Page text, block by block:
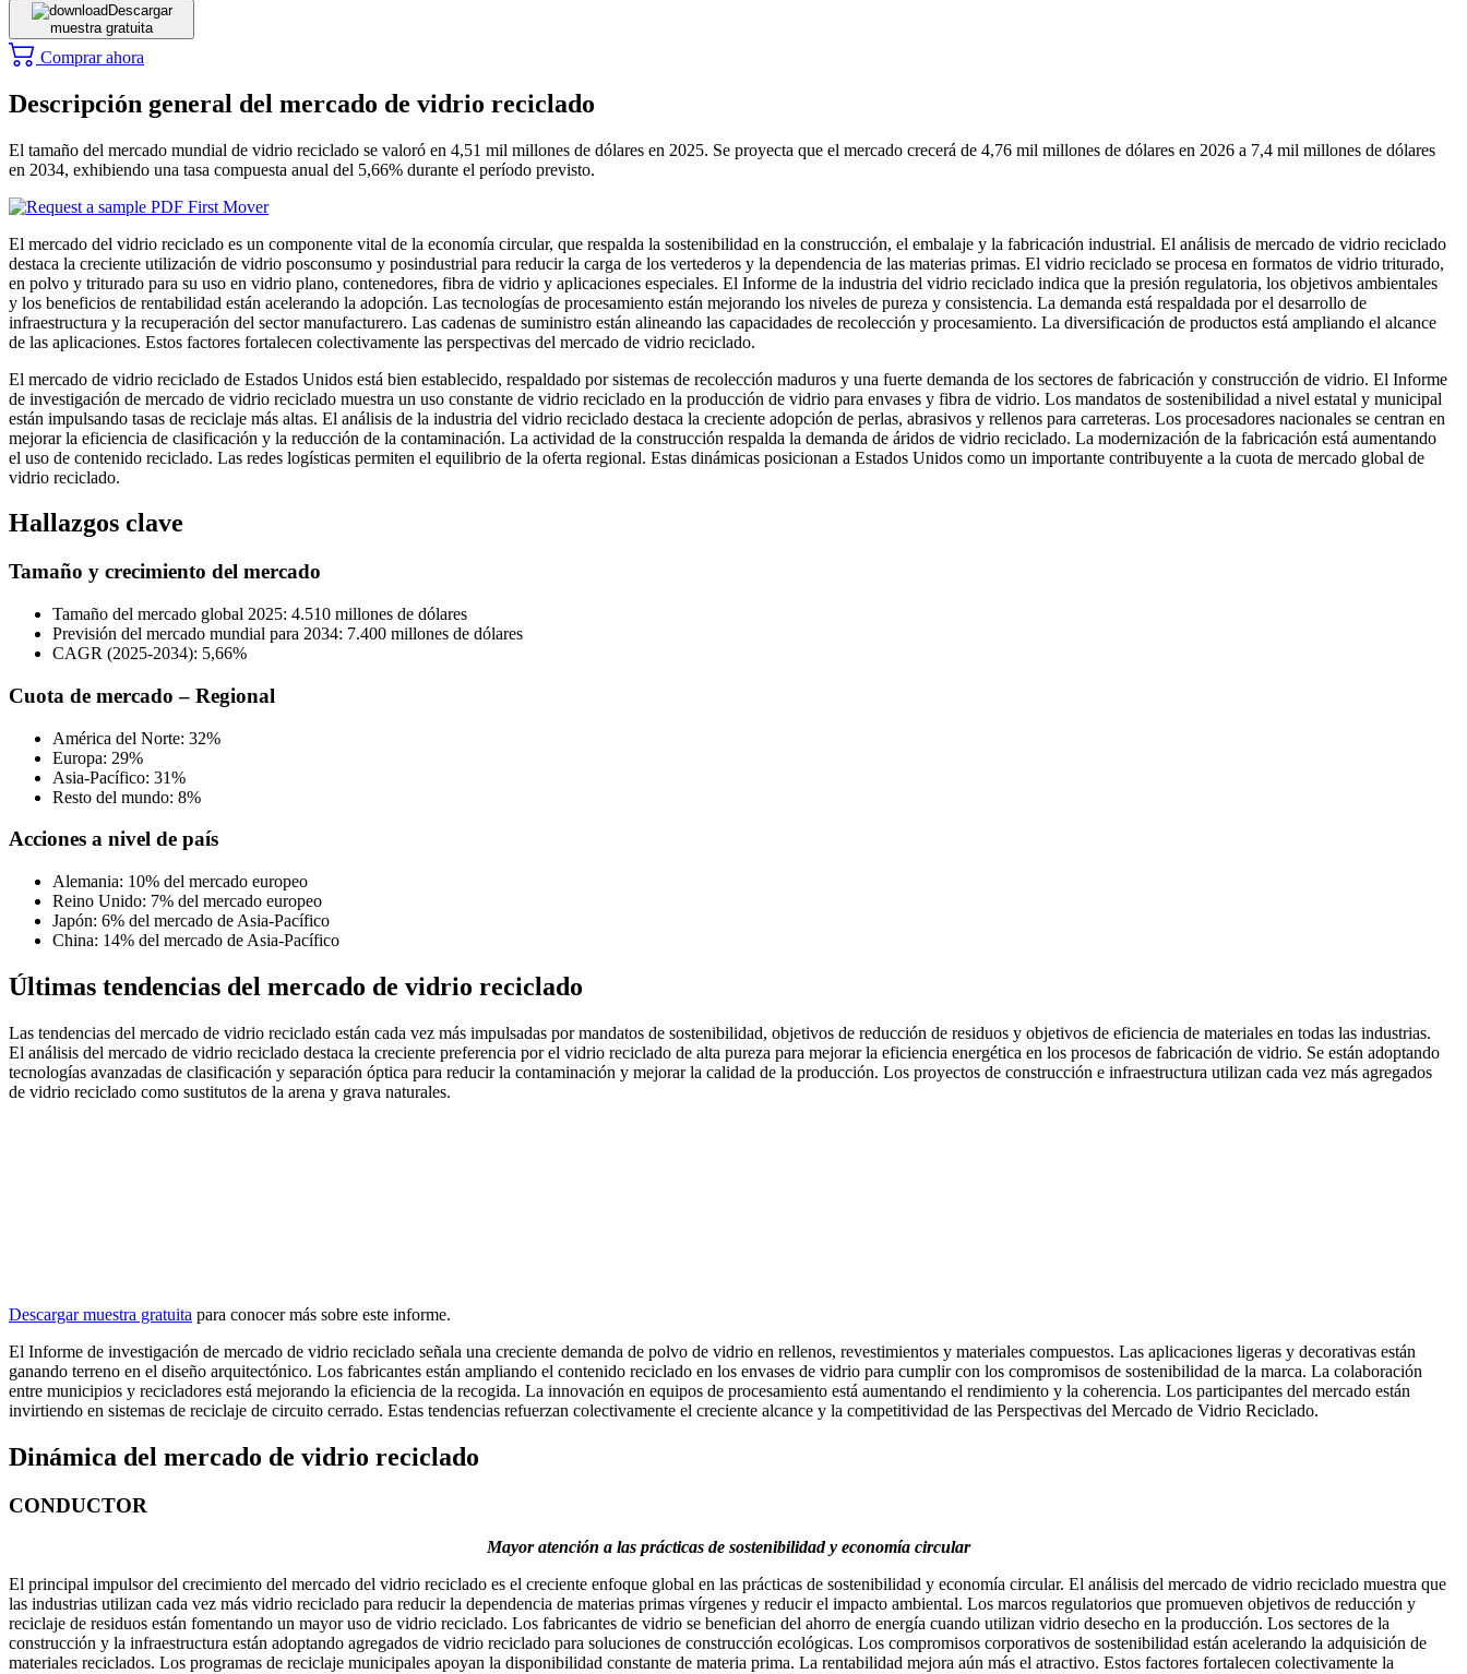
Descargar
muestra gratuita
Comprar ahora
Descripción general del mercado de vidrio reciclado
El tamaño del mercado mundial de vidrio reciclado se valoró en 4,51 mil millones de dólares en 2025. Se proyecta que el mercado crecerá de 4,76 mil millones de dólares en 2026 a 7,4 mil millones de dólares
en 2034, exhibiendo una tasa compuesta anual del 5,66% durante el período previsto.
El mercado del vidrio reciclado es un componente vital de la economía circular, que respalda la sostenibilidad en la construcción, el embalaje y la fabricación industrial. El análisis de mercado de vidrio reciclado
destaca la creciente utilización de vidrio posconsumo y posindustrial para reducir la carga de los vertederos y la dependencia de las materias primas. El vidrio reciclado se procesa en formatos de vidrio triturado,
en polvo y triturado para su uso en vidrio plano, contenedores, fibra de vidrio y aplicaciones especiales. El Informe de la industria del vidrio reciclado indica que la presión regulatoria, los objetivos ambientales
y los beneficios de rentabilidad están acelerando la adopción. Las tecnologías de procesamiento están mejorando los niveles de pureza y consistencia. La demanda está respaldada por el desarrollo de
infraestructura y la recuperación del sector manufacturero. Las cadenas de suministro están alineando las capacidades de recolección y procesamiento. La diversificación de productos está ampliando el alcance
de las aplicaciones. Estos factores fortalecen colectivamente las perspectivas del mercado de vidrio reciclado.
El mercado de vidrio reciclado de Estados Unidos está bien establecido, respaldado por sistemas de recolección maduros y una fuerte demanda de los sectores de fabricación y construcción de vidrio. El Informe
de investigación de mercado de vidrio reciclado muestra un uso constante de vidrio reciclado en la producción de vidrio para envases y fibra de vidrio. Los mandatos de sostenibilidad a nivel estatal y municipal
están impulsando tasas de reciclaje más altas. El análisis de la industria del vidrio reciclado destaca la creciente adopción de perlas, abrasivos y rellenos para carreteras. Los procesadores nacionales se centran en
mejorar la eficiencia de clasificación y la reducción de la contaminación. La actividad de la construcción respalda la demanda de áridos de vidrio reciclado. La modernización de la fabricación está aumentando
el uso de contenido reciclado. Las redes logísticas permiten el equilibrio de la oferta regional. Estas dinámicas posicionan a Estados Unidos como un importante contribuyente a la cuota de mercado global de
vidrio reciclado.
Hallazgos clave
Tamaño y crecimiento del mercado
Tamaño del mercado global 2025: 4.510 millones de dólares
Previsión del mercado mundial para 2034: 7.400 millones de dólares
CAGR (2025-2034): 5,66%
Cuota de mercado – Regional
América del Norte: 32%
Europa: 29%
Asia-Pacífico: 31%
Resto del mundo: 8%
Acciones a nivel de país
Alemania: 10% del mercado europeo
Reino Unido: 7% del mercado europeo
Japón: 6% del mercado de Asia-Pacífico
China: 14% del mercado de Asia-Pacífico
Últimas tendencias del mercado de vidrio reciclado
Las tendencias del mercado de vidrio reciclado están cada vez más impulsadas por mandatos de sostenibilidad, objetivos de reducción de residuos y objetivos de eficiencia de materiales en todas las industrias.
El análisis del mercado de vidrio reciclado destaca la creciente preferencia por el vidrio reciclado de alta pureza para mejorar la eficiencia energética en los procesos de fabricación de vidrio. Se están adoptando
tecnologías avanzadas de clasificación y separación óptica para reducir la contaminación y mejorar la calidad de la producción. Los proyectos de construcción e infraestructura utilizan cada vez más agregados
de vidrio reciclado como sustitutos de la arena y grava naturales.
Descargar muestra gratuita para conocer más sobre este informe.
El Informe de investigación de mercado de vidrio reciclado señala una creciente demanda de polvo de vidrio en rellenos, revestimientos y materiales compuestos. Las aplicaciones ligeras y decorativas están
ganando terreno en el diseño arquitectónico. Los fabricantes están ampliando el contenido reciclado en los envases de vidrio para cumplir con los compromisos de sostenibilidad de la marca. La colaboración
entre municipios y recicladores está mejorando la eficiencia de la recogida. La innovación en equipos de procesamiento está aumentando el rendimiento y la coherencia. Los participantes del mercado están
invirtiendo en sistemas de reciclaje de circuito cerrado. Estas tendencias refuerzan colectivamente el creciente alcance y la competitividad de las Perspectivas del Mercado de Vidrio Reciclado.
Dinámica del mercado de vidrio reciclado
CONDUCTOR
Mayor atención a las prácticas de sostenibilidad y economía circular
El principal impulsor del crecimiento del mercado del vidrio reciclado es el creciente enfoque global en las prácticas de sostenibilidad y economía circular. El análisis del mercado de vidrio reciclado muestra que
las industrias utilizan cada vez más vidrio reciclado para reducir la dependencia de materias primas vírgenes y reducir el impacto ambiental. Los marcos regulatorios que promueven objetivos de reducción y
reciclaje de residuos están fomentando un mayor uso de vidrio reciclado. Los fabricantes de vidrio se benefician del ahorro de energía cuando utilizan vidrio desecho en la producción. Los sectores de la
construcción y la infraestructura están adoptando agregados de vidrio reciclado para soluciones de construcción ecológicas. Los compromisos corporativos de sostenibilidad están acelerando la adquisición de
materiales reciclados. Los programas de reciclaje municipales apoyan la disponibilidad constante de materia prima. La rentabilidad mejora aún más el atractivo. Estos factores fortalecen colectivamente la